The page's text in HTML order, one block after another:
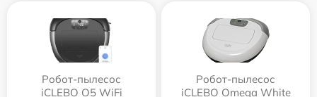
Робот-пылесос
iCLEBO O5 WiFi
Робот-пылесос
iCLEBO Omega White